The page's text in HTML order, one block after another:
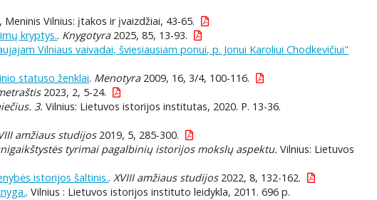
Vilnius: įtakos ir įvaizdžiai, 43-65.
kryptys.. Knygotyra2025, 85, 13-93.
Vilniaus vaivadai, šviesiausiam ponui, p. Jonui Karoliui Chodkevičiui"
statuso ženklai. Menotyra2009, 16, 3/4, 100-116.
2023, 2, 5-24.
3. Vilnius: Lietuvos istorijos institutas, 2020. P. 13-36.
amžiaus studijos2019, 5, 285-300.
tyrimai pagalbinių istorijos mokslų aspektu. Vilnius: Lietuvos
istorijos šaltinis.. XVIII amžiaus studijos2022, 8, 132-162.
. Vilnius : Lietuvos istorijos instituto leidykla, 2011. 696 p.